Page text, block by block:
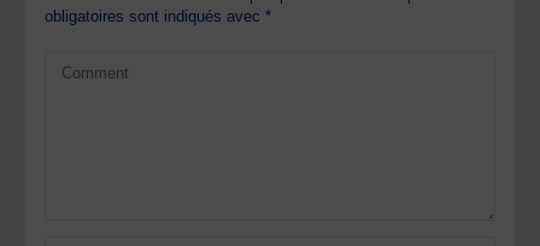
obligatoires sont indiqués avec*